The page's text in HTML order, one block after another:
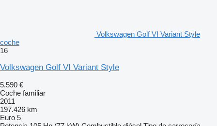
Volkswagen Golf VI Variant Style
coche
16
Volkswagen Golf VI Variant Style
5.590 €
Coche familiar
2011
197.426 km
Euro 5